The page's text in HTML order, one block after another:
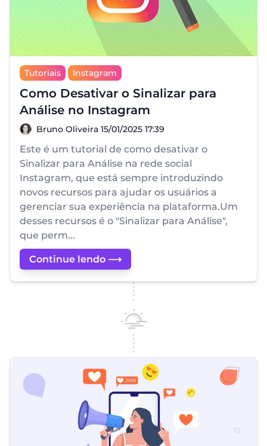
Tutoriais Instagram
Como Desativar o Sinalizar para
Análise no Instagram
Bruno Oliveira
Bruno Oliveira 15/01/2025 17:39
Este é um tutorial de como desativar o
Sinalizar para Análise na rede social
Instagram, que está sempre introduzindo
novos recursos para ajudar os usuários a
gerenciar sua experiência na plataforma.Um
desses recursos é o "Sinalizar para Análise",
que perm...
Continue lendo ⟶